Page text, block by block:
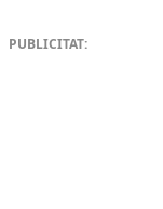
PUBLICITAT: